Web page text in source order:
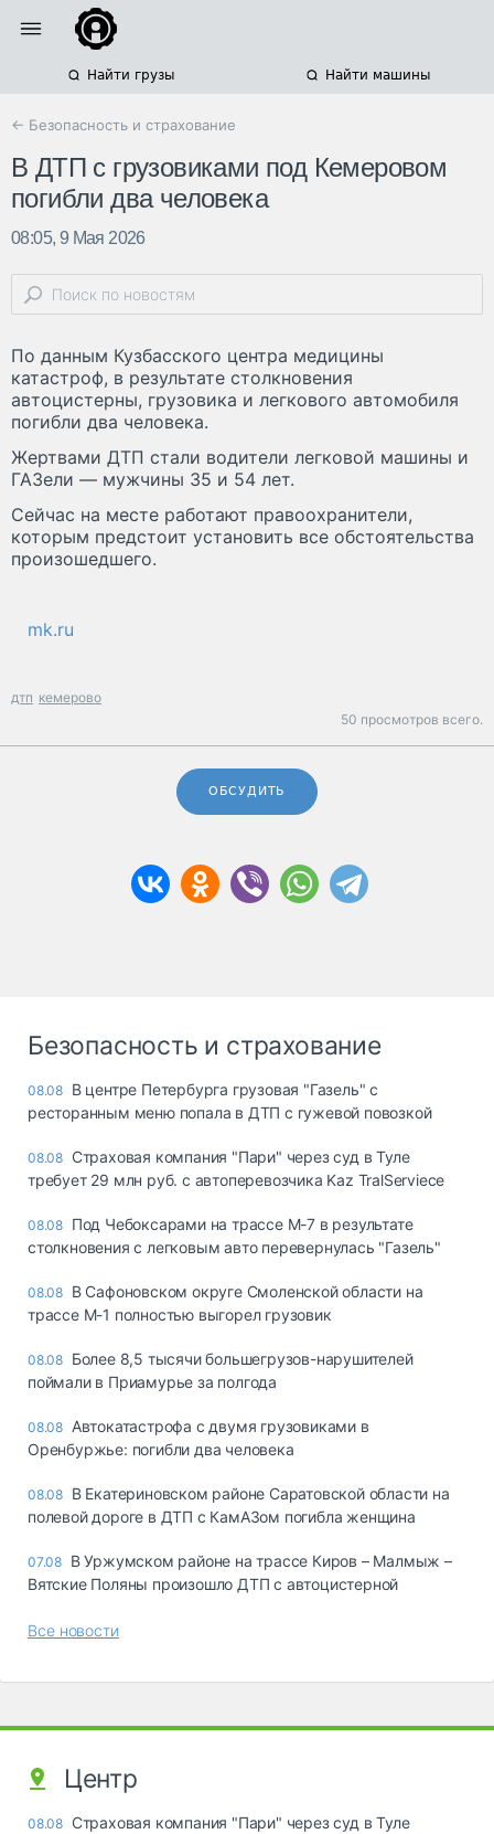
Найти грузы Найти машины
← Безопасность и страхование
В ДТП с грузовиками под Кемеровом
погибли два человека
08:05, 9 Мая 2026
По данным Кузбасского центра медицины
катастроф, в результате столкновения
автоцистерны, грузовика и легкового автомобиля
погибли два человека.
Жертвами ДТП стали водители легковой машины и
ГАЗели — мужчины 35 и 54 лет.
Сейчас на месте работают правоохранители,
которым предстоит установить все обстоятельства
произошедшего.
mk.ru
дтп кемерово
50 просмотров всего.
ОБСУДИТЬ
Безопасность и страхование
08.08 В центре Петербурга грузовая "Газель" с
ресторанным меню попала в ДТП с гужевой повозкой
08.08 Страховая компания "Пари" через суд в Туле
требует 29 млн руб. с автоперевозчика Kaz TralServiece
08.08 Под Чебоксарами на трассе М-7 в результате
столкновения с легковым авто перевернулась "Газель"
08.08 В Сафоновском округе Смоленской области на
трассе М-1 полностью выгорел грузовик
08.08 Более 8,5 тысячи большегрузов-нарушителей
поймали в Приамурье за полгода
08.08 Автокатастрофа с двумя грузовиками в
Оренбуржье: погибли два человека
08.08 В Екатериновском районе Саратовской области на
полевой дороге в ДТП с КамАЗом погибла женщина
07.08 В Уржумском районе на трассе Киров – Малмыж –
Вятские Поляны произошло ДТП с автоцистерной
Все новости
Центр
08.08 Страховая компания "Пари" через суд в Туле